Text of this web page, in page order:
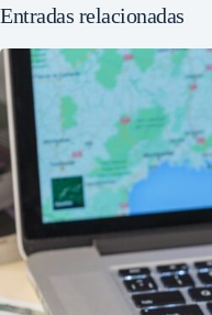
Entradas relacionadas